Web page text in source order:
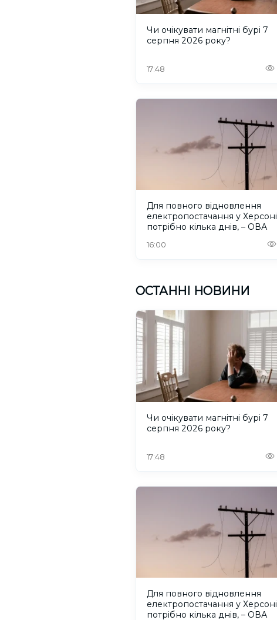
Чи очікувати магнітні бурі 7
серпня 2026 року?
17:48
Для повного відновлення
електропостачання у Херсоні
потрібно кілька днів, – ОВА
16:00
ОСТАННІ НОВИНИ
Чи очікувати магнітні бурі 7
серпня 2026 року?
17:48
Для повного відновлення
електропостачання у Херсоні
потрібно кілька днів, – ОВА